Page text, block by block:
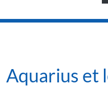
Aquarius et